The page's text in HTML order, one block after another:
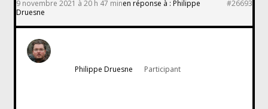
9 novembre 2021 à 20 h 47 minen réponse à : Philippe
Druesne
#26693
Philippe Druesne Participant